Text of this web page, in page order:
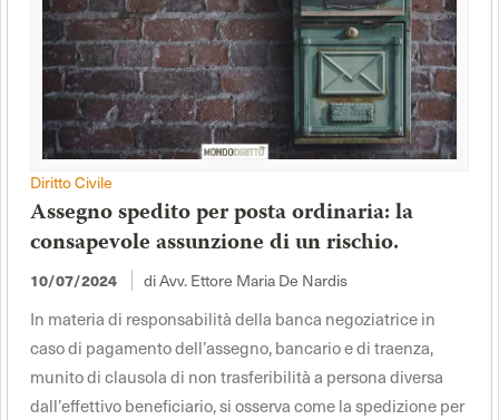
Diritto Civile
Assegno spedito per posta ordinaria: la
consapevole assunzione di un rischio.
10/07/2024 di Avv. Ettore Maria De Nardis
In materia di responsabilità della banca negoziatrice in
caso di pagamento dell’assegno, bancario e di traenza,
munito di clausola di non trasferibilità a persona diversa
dall’effettivo beneficiario, si osserva come la spedizione per